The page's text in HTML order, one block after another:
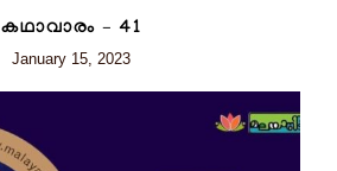
കഥാവാരം – 41
January 15, 2023